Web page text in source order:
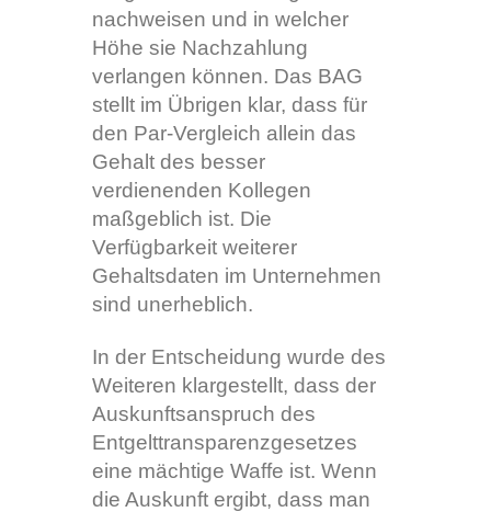
nachweisen und in welcher
Höhe sie Nachzahlung
verlangen können. Das BAG
stellt im Übrigen klar, dass für
den Par-Vergleich allein das
Gehalt des besser
verdienenden Kollegen
maßgeblich ist. Die
Verfügbarkeit weiterer
Gehaltsdaten im Unternehmen
sind unerheblich.
In der Entscheidung wurde des
Weiteren klargestellt, dass der
Auskunftsanspruch des
Entgelttransparenzgesetzes
eine mächtige Waffe ist. Wenn
die Auskunft ergibt, dass man